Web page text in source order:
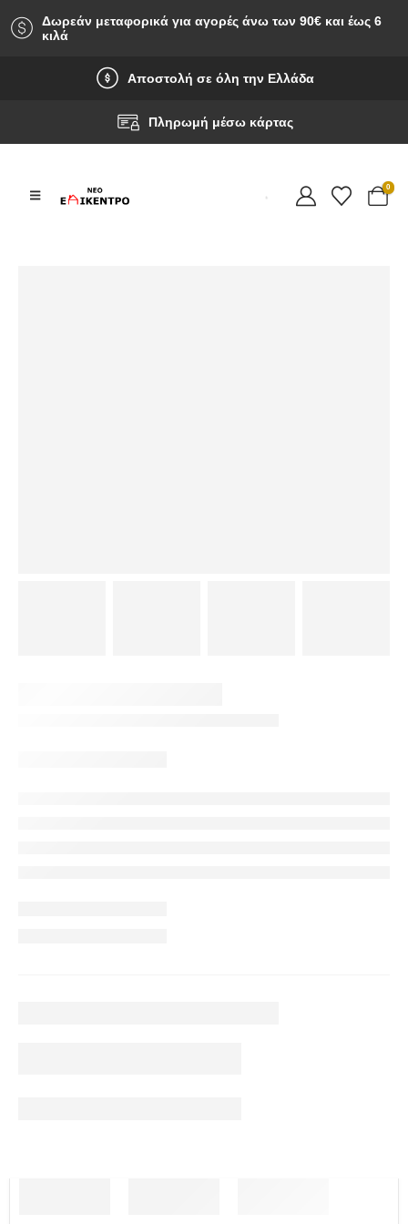
Δωρεάν μεταφορικά για αγορές άνω των 90‎€ και έως 6
κιλά
Αποστολή σε όλη την Ελλάδα
Πληρωμή μέσω κάρτας
0